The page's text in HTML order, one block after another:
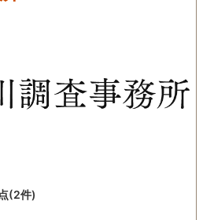
は夫の
とがで
、真相
した。想像以上に妻の浮
の状態が酷かったので、
然としてしまいました。
(2件)